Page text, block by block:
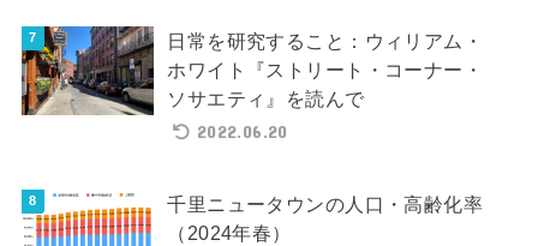
日常を研究すること：ウィリアム・
ホワイト『ストリート・コーナー・
ソサエティ』を読んで
2022.06.20
千里ニュータウンの人口・高齢化率
（2024年春）